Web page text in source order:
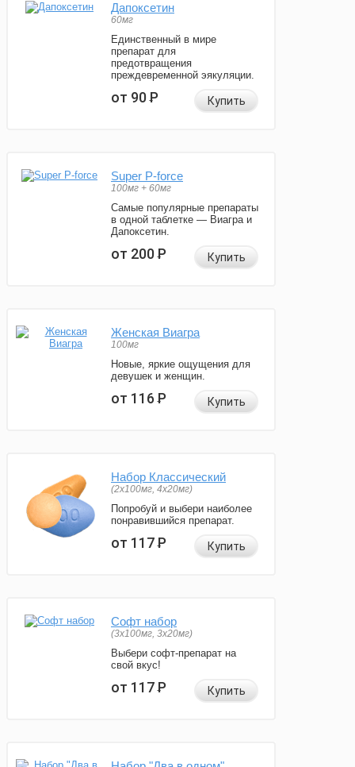
Дапоксетин
60мг
Единственный в мире
препарат для
предотвращения
преждевременной эякуляции.
от 90Р Купить
Super P-force
100мг + 60мг
Самые популярные препараты
в одной таблетке — Виагра и
Дапоксетин.
от 200Р Купить
Женская Виагра
100мг
Новые, яркие ощущения для
девушек и женщин.
от 116Р Купить
Набор Классический
(2x100мг, 4x20мг)
Попробуй и выбери наиболее
понравившийся препарат.
от 117Р Купить
Софт набор
(3x100мг, 3x20мг)
Выбери софт-препарат на
свой вкус!
от 117Р Купить